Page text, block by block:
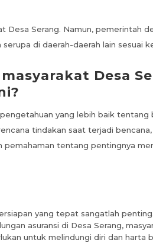
Desa Serang. Namun, pemerintah
di daerah-daerah lain sesuai
Desa
yang lebih baik tentang
tindakan saat terjadi bencana,
pemahaman tentang pentingnya
yang tepat sangatlah
asuransi di Desa Serang,
untuk melindungi diri dan harta